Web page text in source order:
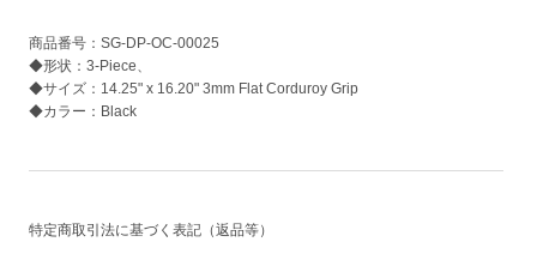
商品番号：SG-DP-OC-00025
◆形状：3-Piece、
◆サイズ：14.25" x 16.20" 3mm Flat Corduroy Grip
◆カラー：Black
特定商取引法に基づく表記（返品等）